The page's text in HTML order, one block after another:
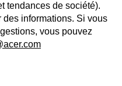
tendances de société).
informations. Si vous
vous pouvez